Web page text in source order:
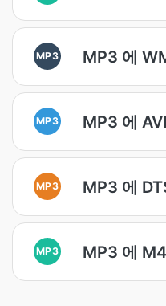
MP3 MP3 에
MP3 MP3 에 AVI
MP3 MP3 에
MP3 MP3 에